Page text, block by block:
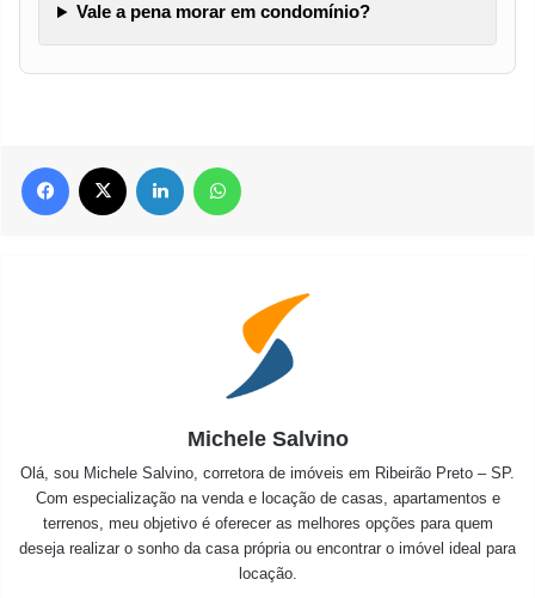
Vale a pena morar em condomínio?
Facebook Linkedin
Michele Salvino
Olá, sou Michele Salvino, corretora de imóveis em Ribeirão Preto – SP.
Com especialização na venda e locação de casas, apartamentos e
terrenos, meu objetivo é oferecer as melhores opções para quem
deseja realizar o sonho da casa própria ou encontrar o imóvel ideal para
locação.